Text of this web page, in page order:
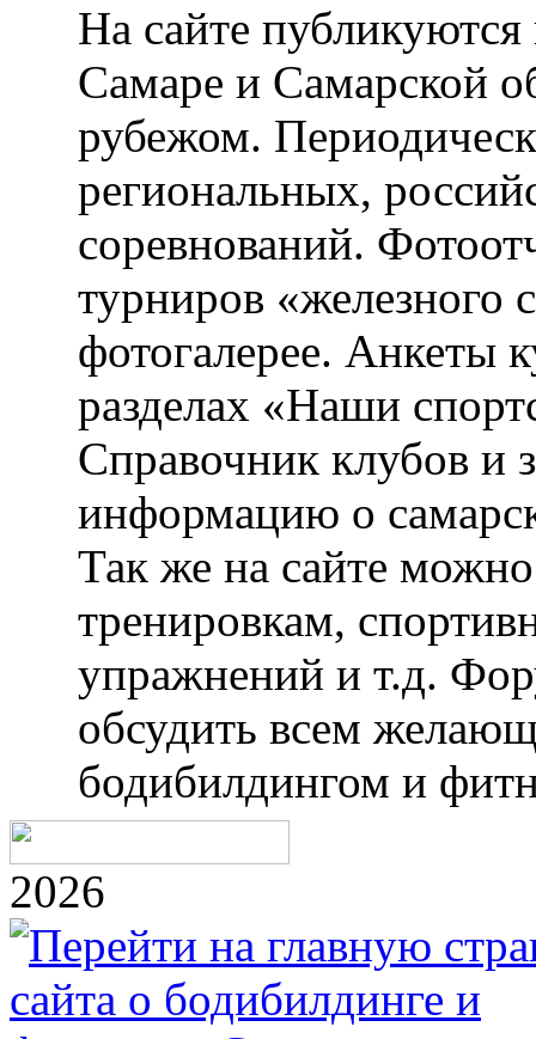
На сайте публикуются
Самаре и Самарской
рубежом.
региональных,
соревнований.
турниров «железного
фотогалерее. Анкеты
разделах «Наши
Справочник клубов и
информацию о
Так же на сайте
тренировкам,
упражнений и т.д.
обсудить всем
бодибилдингом и
2026